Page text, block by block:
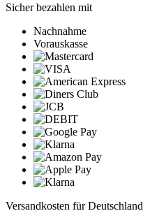
Sicher bezahlen mit
Nachnahme
Vorauskasse
Versandkosten für Deutschland